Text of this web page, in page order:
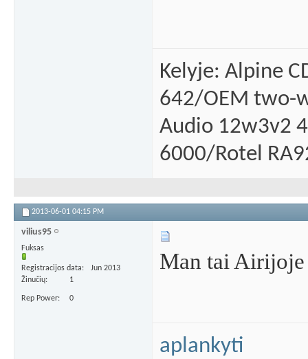
Kelyje: Alpine
642/OEM two-
Audio 12w3v2
6000/Rotel
2013-06-01 04:15 PM
vilius95
Fuksas
Registracijos data
Jun 2013
Žinučių
1
Rep Power 0
Man tai Airijoje
aplankyti